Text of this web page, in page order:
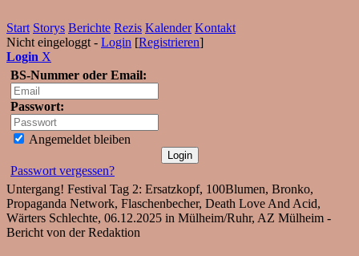
Start Storys Berichte Rezis Kalender Kontakt
Nicht eingeloggt - Login [Registrieren]
Login X
BS-Nummer oder Email:
Passwort:
Angemeldet bleiben
Passwort vergessen?
Untergang! Festival Tag 2: Ersatzkopf, 100Blumen, Bronko,
Propaganda Network, Flaschenbecher, Death Love And Acid,
Wärters Schlechte, 06.12.2025 in Mülheim/Ruhr, AZ Mülheim -
Bericht von der Redaktion